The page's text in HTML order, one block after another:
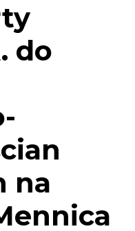
do
na